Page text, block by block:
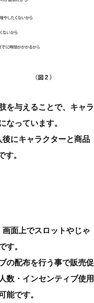
を与えることで、キャラ
なっています。
にキャラクターと商品
す。
面上でスロットやじゃ
す。
の配布を行う事で販売促
数・インセンティブ使用
能です。